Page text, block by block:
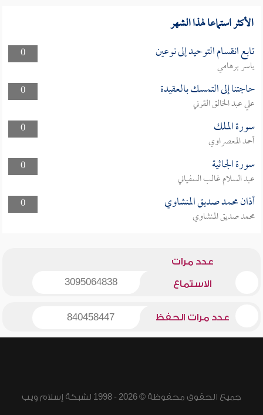
الأكثر استماعا لهذا الشهر
0 تابع انقسام التوحيد إلى نوعين
ياسر برهامي
0
حاجتنا إلى التمسك بالعقيدة
علي عبد الخالق القرني
0
سورة الملك
أحمد المعصراوي
0
سورة الجاثية
عبد السلام غالب السفياني
0
أذان محمد صديق المنشاوي
محمد صديق المنشاوي
عدد مرات
الاستماع 3095064838
عدد مرات الحفظ 840458447
جميع الحقوق محفوظة © 2026 - 1998 لشبكة إسلام ويب